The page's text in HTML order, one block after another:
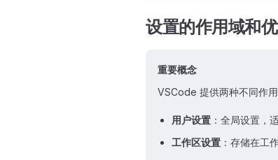
设置的作用域和
重要概念
VSCode 提供两种不同作用
用户设置 ：全局设置，
工作区设置 ：存储在工